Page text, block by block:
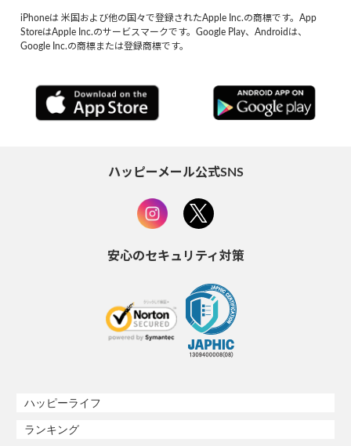
iPhoneは 米国および他の国々で登録されたApple Inc.の商標です。App
StoreはApple Inc.のサービスマークです。Google Play、Androidは、
Google Inc.の商標または登録商標です。
ハッピーメール公式SNS
安心のセキュリティ対策
ハッピーライフ
ランキング